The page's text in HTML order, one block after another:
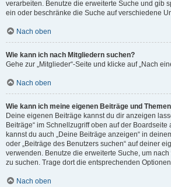
verarbeiten. Benutze die erweiterte Suche und gib
ein oder beschränke die Suche auf verschiedene
Nach oben
Wie kann ich nach Mitgliedern suchen?
Gehe zur „Mitglieder“-Seite und klicke auf „Nach
Nach oben
Wie kann ich meine eigenen Beiträge und
Deine eigenen Beiträge kannst du dir anzeigen
Beiträge“ im Schnellzugriff oben auf der Boardseite
kannst du auch „Deine Beiträge anzeigen“ in
oder „Beiträge des Benutzers suchen“ auf deiner
verwenden. Benutze die erweiterte Suche, um
zu suchen. Trage dort die entsprechenden
Nach oben